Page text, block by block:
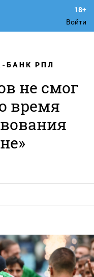
Войти
БАНК РПЛ
не смог
время